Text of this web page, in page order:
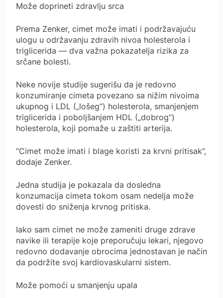
Može doprineti zdravlju srca
Prema Zenker, cimet može imati i podržavajuću
ulogu u održavanju zdravih nivoa holesterola i
triglicerida — dva važna pokazatelja rizika za
srčane bolesti.
Neke novije studije sugerišu da je redovno
konzumiranje cimeta povezano sa nižim nivoima
ukupnog i LDL („lošeg“) holesterola, smanjenjem
triglicerida i poboljšanjem HDL („dobrog“)
holesterola, koji pomaže u zaštiti arterija.
“Cimet može imati i blage koristi za krvni pritisak”,
dodaje Zenker.
Jedna studija je pokazala da dosledna
konzumacija cimeta tokom osam nedelja može
dovesti do sniženja krvnog pritiska.
Iako sam cimet ne može zameniti druge zdrave
navike ili terapije koje preporučuju lekari, njegovo
redovno dodavanje obrocima jednostavan je način
da podržite svoj kardiovaskularni sistem.
Može pomoći u smanjenju upala